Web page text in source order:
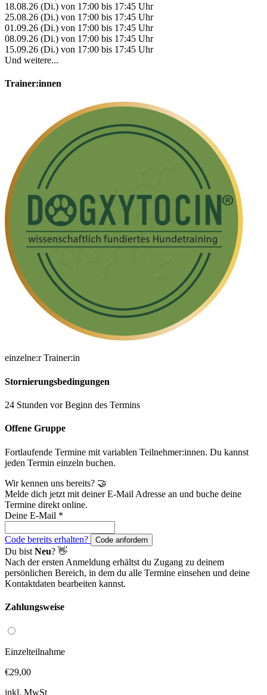
18.08.26 (Di.) von 17:00 bis 17:45 Uhr
25.08.26 (Di.) von 17:00 bis 17:45 Uhr
01.09.26 (Di.) von 17:00 bis 17:45 Uhr
08.09.26 (Di.) von 17:00 bis 17:45 Uhr
15.09.26 (Di.) von 17:00 bis 17:45 Uhr
Und weitere...
Trainer:innen
einzelne:r Trainer:in
Stornierungsbedingungen
24 Stunden vor Beginn des Termins
Offene Gruppe
Fortlaufende Termine mit variablen Teilnehmer:innen. Du kannst
jeden Termin einzeln buchen.
Wir kennen uns bereits? 🤝
Melde dich jetzt mit deiner E-Mail Adresse an und buche deine
Termine direkt online.
Deine E-Mail *
Code bereits erhalten? Code anfordern
Du bist Neu? 👋
Nach der ersten Anmeldung erhältst du Zugang zu deinem
persönlichen Bereich, in dem du alle Termine einsehen und deine
Kontaktdaten bearbeiten kannst.
Zahlungsweise
Einzelteilnahme
€29,00
inkl. MwSt